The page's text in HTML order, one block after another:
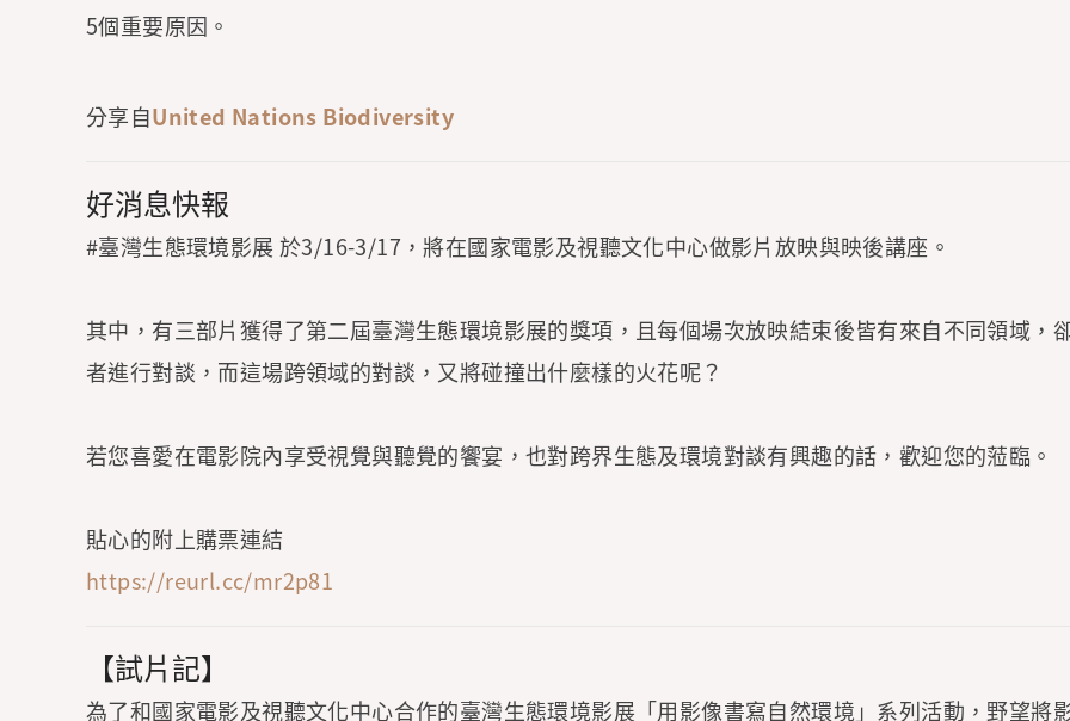
5個重要原因。
分享自United Nations Biodiversity
好消息快報
#臺灣生態環境影展 於3/16-3/17，將在國家電影及視聽文化中心做影片放映與映後講座。
其中，有三部片獲得了第二屆臺灣生態環境影展的獎項，且每個場次放映結束後皆有來自不同領域，
者進行對談，而這場跨領域的對談，又將碰撞出什麼樣的火花呢？
若您喜愛在電影院內享受視覺與聽覺的饗宴，也對跨界生態及環境對談有興趣的話，歡迎您的蒞臨。
貼心的附上購票連結
https://reurl.cc/mr2p81
【試片記】
為了和國家電影及視聽文化中心合作的臺灣生態環境影展「用影像書寫自然環境」系列活動，野望